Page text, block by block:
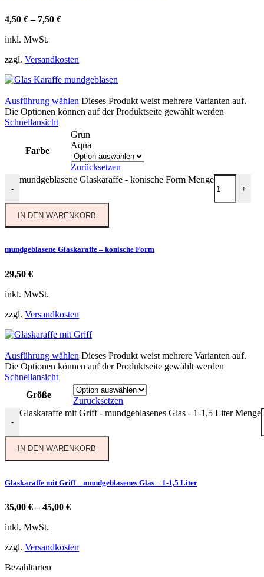
4,50 €– 7,50 €
inkl. MwSt.
zzgl. Versandkosten
Ausführung wählen Dieses Produkt weist mehrere Varianten auf.
Die Optionen können auf der Produktseite gewählt werden
Schnellansicht
Farbe
Grün
Aqua
Zurücksetzen
-
mundgeblasene Glaskaraffe - konische Form Menge
+
IN DEN WARENKORB
mundgeblasene Glaskaraffe – konische Form
29,50 €
inkl. MwSt.
zzgl. Versandkosten
Ausführung wählen Dieses Produkt weist mehrere Varianten auf.
Die Optionen können auf der Produktseite gewählt werden
Schnellansicht
Größe
Zurücksetzen
-
Glaskaraffe mit Griff - mundgeblasenes Glas - 1-1,5 Liter Menge
IN DEN WARENKORB
Glaskaraffe mit Griff – mundgeblasenes Glas – 1-1,5 Liter
35,00 €–45,00 €
inkl. MwSt.
zzgl. Versandkosten
Bezahltarten